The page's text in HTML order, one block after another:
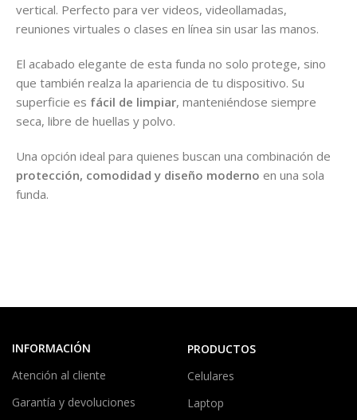
vertical. Perfecto para ver videos, videollamadas,
reuniones virtuales o clases en línea sin usar las manos.
El acabado elegante de esta funda no solo protege, sino
que también realza la apariencia de tu dispositivo. Su
superficie es fácil de limpiar, manteniéndose siempre
seca, libre de huellas y polvo.
Una opción ideal para quienes buscan una combinación de
protección, comodidad y diseño moderno en una sola
funda.
INFORMACIÓN
Atención al cliente
Garantía y devoluciones
PRODUCTOS
Celulares
Laptop